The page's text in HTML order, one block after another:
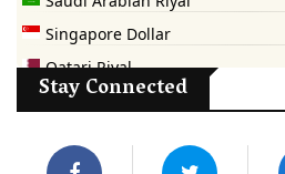
Stay Connected